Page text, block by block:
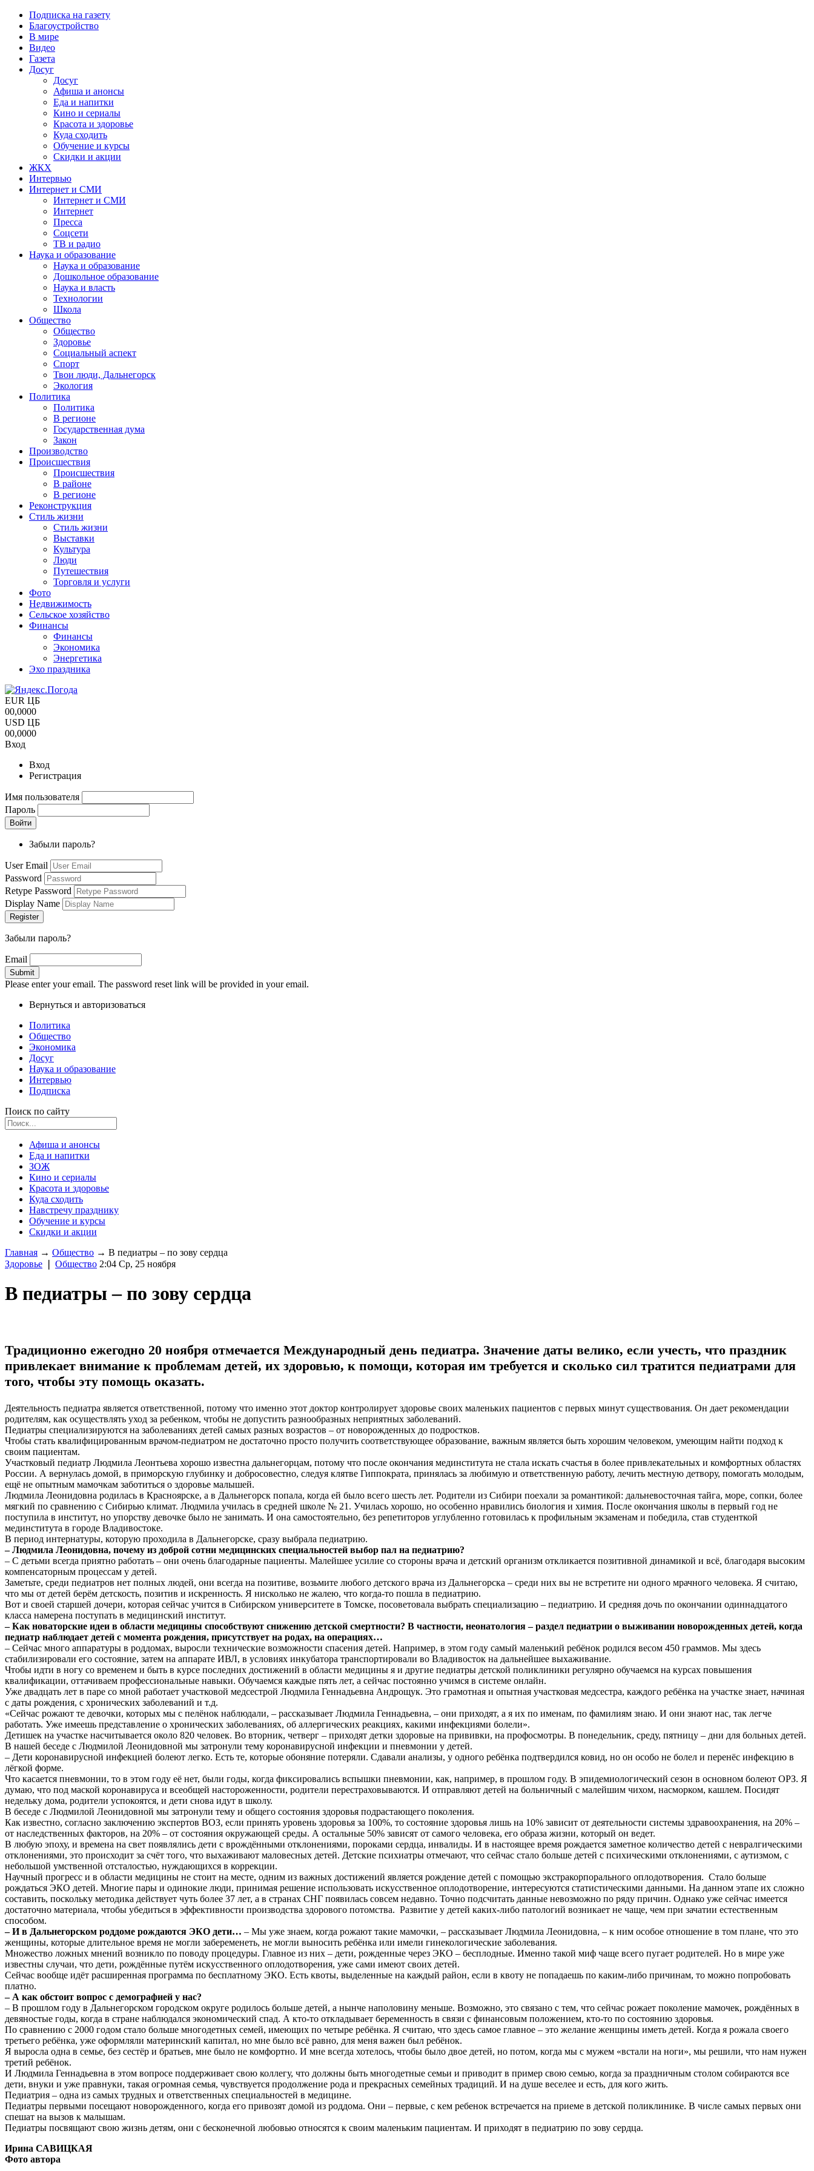
Подписка на газету
Благоустройство
В мире
Видео
Газета
Досуг
Досуг
Афиша и анонсы
Еда и напитки
Кино и сериалы
Красота и здоровье
Куда сходить
Обучение и курсы
Скидки и акции
ЖКХ
Интервью
Интернет и СМИ
Интернет и СМИ
Интернет
Пресса
Соцсети
ТВ и радио
Наука и образование
Наука и образование
Дошкольное образование
Наука и власть
Технологии
Школа
Общество
Общество
Здоровье
Социальный аспект
Спорт
Твои люди, Дальнегорск
Экология
Политика
Политика
В регионе
Государственная дума
Закон
Производство
Происшествия
Происшествия
В районе
В регионе
Реконструкция
Стиль жизни
Стиль жизни
Выставки
Культура
Люди
Путешествия
Торговля и услуги
Фото
Недвижимость
Сельское хозяйство
Финансы
Финансы
Экономика
Энергетика
Эхо праздника
EUR ЦБ
00,0000
USD ЦБ
00,0000
Вход
Вход
Регистрация
Имя пользователя
Пароль
Забыли пароль?
User Email
Password
Retype Password
Display Name
Забыли пароль?
Email
Please enter your email. The password reset link will be provided in your email.
Вернуться и авторизоваться
Политика
Общество
Экономика
Досуг
Наука и образование
Интервью
Подписка
Поиск по сайту
Афиша и анонсы
Еда и напитки
ЗОЖ
Кино и сериалы
Красота и здоровье
Куда сходить
Навстречу празднику
Обучение и курсы
Скидки и акции
Главная → Общество → В педиатры – по зову сердца
Здоровье
Общество 2:04 Ср, 25 ноября
В педиатры – по зову сердца
Традиционно ежегодно 20 ноября отмечается Международный день педиатра. Значение даты велико, если учесть, что праздник
привлекает внимание к проблемам детей, их здоровью, к помощи, которая им требуется и сколько сил тратится педиатрами для
того, чтобы эту помощь оказать.
Деятельность педиатра является ответственной, потому что именно этот доктор контролирует здоровье своих маленьких пациентов с первых минут существования. Он дает рекомендации
родителям, как осуществлять уход за ребенком, чтобы не допустить разнообразных неприятных заболеваний.
Педиатры специализируются на заболеваниях детей самых разных возрастов – от новорожденных до подростков.
Чтобы стать квалифицированным врачом-педиатром не достаточно просто получить соответствующее образование, важным является быть хорошим человеком, умеющим найти подход к
своим пациентам.
Участковый педиатр Людмила Леонтьева хорошо известна дальнегорцам, потому что после окончания мединститута не стала искать счастья в более привлекательных и комфортных областях
России. А вернулась домой, в приморскую глубинку и добросовестно, следуя клятве Гиппократа, принялась за любимую и ответственную работу, лечить местную детвору, помогать молодым,
ещё не опытным мамочкам заботиться о здоровье малышей.
Людмила Леонидовна родилась в Красноярске, а в Дальнегорск попала, когда ей было всего шесть лет. Родители из Сибири поехали за романтикой: дальневосточная тайга, море, сопки, более
мягкий по сравнению с Сибирью климат. Людмила училась в средней школе № 21. Училась хорошо, но особенно нравились биология и химия. После окончания школы в первый год не
поступила в институт, но упорству девочке было не занимать. И она самостоятельно, без репетиторов углубленно готовилась к профильным экзаменам и победила, став студенткой
мединститута в городе Владивостоке.
В период интернатуры, которую проходила в Дальнегорске, сразу выбрала педиатрию.
– Людмила Леонидовна, почему из доброй сотни медицинских специальностей выбор пал на педиатрию?
– С детьми всегда приятно работать – они очень благодарные пациенты. Малейшее усилие со стороны врача и детский организм откликается позитивной динамикой и всё, благодаря высоким
компенсаторным процессам у детей.
Заметьте, среди педиатров нет полных людей, они всегда на позитиве, возьмите любого детского врача из Дальнегорска – среди них вы не встретите ни одного мрачного человека. Я считаю,
что мы от детей берём детскость, позитив и искренность. Я нисколько не жалею, что когда-то пошла в педиатрию.
Вот и своей старшей дочери, которая сейчас учится в Сибирском университете в Томске, посоветовала выбрать специализацию – педиатрию. И средняя дочь по окончании одиннадцатого
класса намерена поступать в медицинский институт.
– Как новаторские идеи в области медицины способствуют снижению детской смертности? В частности, неонатология – раздел педиатрии о выживании новорожденных детей, когда
педиатр наблюдает детей с момента рождения, присутствует на родах, на операциях…
– Сейчас много аппаратуры в роддомах, выросли технические возможности спасения детей. Например, в этом году самый маленький ребёнок родился весом 450 граммов. Мы здесь
стабилизировали его состояние, затем на аппарате ИВЛ, в условиях инкубатора транспортировали во Владивосток на дальнейшее выхаживание.
Чтобы идти в ногу со временем и быть в курсе последних достижений в области медицины я и другие педиатры детской поликлиники регулярно обучаемся на курсах повышения
квалификации, оттачиваем профессиональные навыки. Обучаемся каждые пять лет, а сейчас постоянно учимся в системе онлайн.
Уже двадцать лет в паре со мной работает участковой медсестрой Людмила Геннадьевна Андрощук. Это грамотная и опытная участковая медсестра, каждого ребёнка на участке знает, начиная
с даты рождения, с хронических заболеваний и т.д.
«Сейчас рожают те девочки, которых мы с пелёнок наблюдали, – рассказывает Людмила Геннадьевна, – они приходят, а я их по именам, по фамилиям знаю. И они знают нас, так легче
работать. Уже имеешь представление о хронических заболеваниях, об аллергических реакциях, какими инфекциями болели».
Детишек на участке насчитывается около 820 человек. Во вторник, четверг – приходят детки здоровые на прививки, на профосмотры. В понедельник, среду, пятницу – дни для больных детей.
В нашей беседе с Людмилой Леонидовной мы затронули тему коронавирусной инфекции и пневмонии у детей.
– Дети коронавирусной инфекцией болеют легко. Есть те, которые обоняние потеряли. Сдавали анализы, у одного ребёнка подтвердился ковид, но он особо не болел и перенёс инфекцию в
лёгкой форме.
Что касается пневмонии, то в этом году её нет, были годы, когда фиксировались вспышки пневмонии, как, например, в прошлом году. В эпидемиологический сезон в основном болеют ОРЗ. Я
думаю, что под маской коронавируса и всеобщей настороженности, родители перестраховываются. И отправляют детей на больничный с малейшим чихом, насморком, кашлем. Посидят
недельку дома, родители успокоятся, и дети снова идут в школу.
В беседе с Людмилой Леонидовной мы затронули тему и общего состояния здоровья подрастающего поколения.
Как известно, согласно заключению экспертов ВОЗ, если принять уровень здоровья за 100%, то состояние здоровья лишь на 10% зависит от деятельности системы здравоохранения, на 20% –
от наследственных факторов, на 20% – от состояния окружающей среды. А остальные 50% зависят от самого человека, его образа жизни, который он ведет.
В любую эпоху, и времена на свет появлялись дети с врождёнными отклонениями, пороками сердца, инвалиды. И в настоящее время рождается заметное количество детей с невралгическими
отклонениями, это происходит за счёт того, что выхаживают маловесных детей. Детские психиатры отмечают, что сейчас стало больше детей с психическими отклонениями, с аутизмом, с
небольшой умственной отсталостью, нуждающихся в коррекции.
Научный прогресс и в области медицины не стоит на месте, одним из важных достижений является рождение детей с помощью экстракорпорального оплодотворения. Стало больше
рождаться ЭКО детей. Многие пары и одинокие люди, принимая решение использовать искусственное оплодотворение, интересуются статистическими данными. На данном этапе их сложно
составить, поскольку методика действует чуть более 37 лет, а в странах СНГ появилась совсем недавно. Точно подсчитать данные невозможно по ряду причин. Однако уже сейчас имеется
достаточно материала, чтобы убедиться в эффективности производства здорового потомства. Развитие у детей каких-либо патологий возникает не чаще, чем при зачатии естественным
способом.
– И в Дальнегорском роддоме рождаются ЭКО дети… – Мы уже знаем, когда рожают такие мамочки, – рассказывает Людмила Леонидовна, – к ним особое отношение в том плане, что это
женщины, которые длительное время не могли забеременеть, не могли выносить ребёнка или имели гинекологические заболевания.
Множество ложных мнений возникло по поводу процедуры. Главное из них – дети, рожденные через ЭКО – бесплодные. Именно такой миф чаще всего пугает родителей. Но в мире уже
известны случаи, что дети, рождённые путём искусственного оплодотворения, уже сами имеют своих детей.
Сейчас вообще идёт расширенная программа по бесплатному ЭКО. Есть квоты, выделенные на каждый район, если в квоту не попадаешь по каким-либо причинам, то можно попробовать
платно.
– А как обстоит вопрос с демографией у нас?
– В прошлом году в Дальнегорском городском округе родилось больше детей, а нынче наполовину меньше. Возможно, это связано с тем, что сейчас рожает поколение мамочек, рождённых в
девяностые годы, когда в стране наблюдался экономический спад. А кто-то откладывает беременность в связи с финансовым положением, кто-то по состоянию здоровья.
По сравнению с 2000 годом стало больше многодетных семей, имеющих по четыре ребёнка. Я считаю, что здесь самое главное – это желание женщины иметь детей. Когда я рожала своего
третьего ребёнка, уже оформляли материнский капитал, но мне было всё равно, для меня важен был ребёнок.
Я выросла одна в семье, без сестёр и братьев, мне было не комфортно. И мне всегда хотелось, чтобы было двое детей, но потом, когда мы с мужем «встали на ноги», мы решили, что нам нужен
третий ребёнок.
И Людмила Геннадьевна в этом вопросе поддерживает свою коллегу, что должны быть многодетные семьи и приводит в пример свою семью, когда за праздничным столом собираются все
дети, внуки и уже правнуки, такая огромная семья, чувствуется продолжение рода и прекрасных семейных традиций. И на душе веселее и есть, для кого жить.
Педиатрия – одна из самых трудных и ответственных специальностей в медицине.
Педиатры первыми посещают новорожденного, когда его привозят домой из роддома. Они – первые, с кем ребенок встречается на приеме в детской поликлинике. В числе самых первых они
спешат на вызов к малышам.
Педиатры посвящают свою жизнь детям, они с бесконечной любовью относятся к своим маленьким пациентам. И приходят в педиатрию по зову сердца.
Ирина САВИЦКАЯ
Фото автора